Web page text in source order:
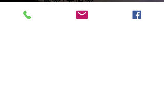
8. 消災延壽藥師佛燈